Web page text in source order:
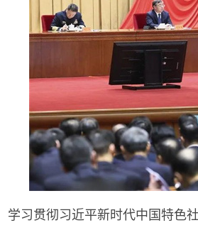
学习贯彻习近平新时代中国特色